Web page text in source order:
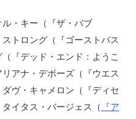
・キー（『ザ・バブ
トロング（『ゴーストバス
『デッド・エンド：ようこ
アナ・デボーズ（『ウエス
ヴ・キャメロン（『ディセ
イタス・バージェス（ 『ア